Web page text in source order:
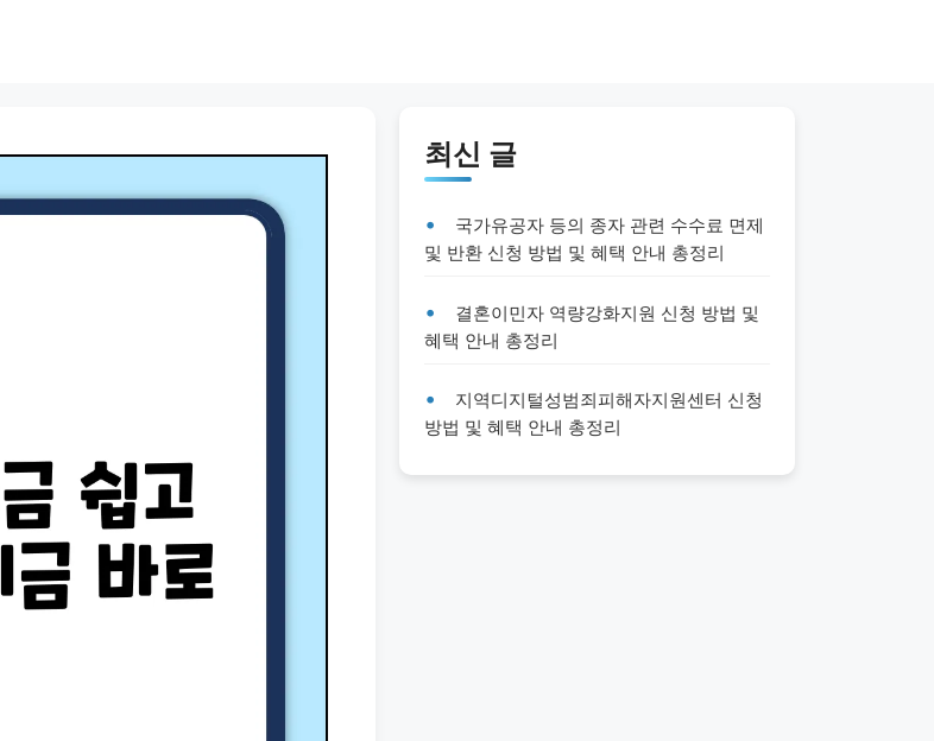
최신 글
국가유공자 등의 종자 관련 수수료 면제
및 반환 신청 방법 및 혜택 안내 총정리
결혼이민자 역량강화지원 신청 방법 및
혜택 안내 총정리
지역디지털성범죄피해자지원센터 신청
방법 및 혜택 안내 총정리